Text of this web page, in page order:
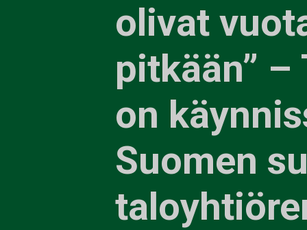
olivat
pitkään” –
on
Suomen